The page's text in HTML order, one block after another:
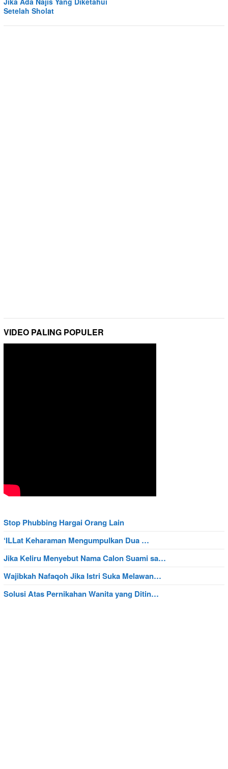
Setelah Sholat
VIDEO PALING POPULER
Stop Phubbing Hargai Orang Lain
‘ILLat Keharaman Mengumpulkan Dua …
Jika Keliru Menyebut Nama Calon Suami sa…
Wajibkah Nafaqoh Jika Istri Suka Melawan…
Solusi Atas Pernikahan Wanita yang Ditin…